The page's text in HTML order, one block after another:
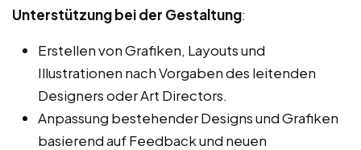
Unterstützung bei der Gestaltung:
Erstellen von Grafiken, Layouts und
Illustrationen nach Vorgaben des leitenden
Designers oder Art Directors.
Anpassung bestehender Designs und Grafiken
basierend auf Feedback und neuen